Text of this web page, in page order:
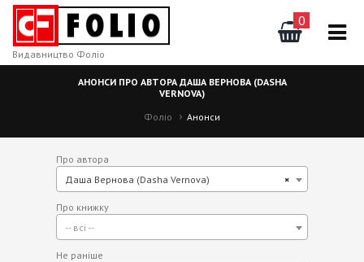
0
Видавництво Фоліо
АНОНСИ ПРО АВТОРА ДАША ВЕРНОВА (DASHA
VERNOVA)
Фоліо
Анонси
Про автора
×
Даша Вернова (Dasha Vernova)
Про книжку
-- всі --
Не раніше